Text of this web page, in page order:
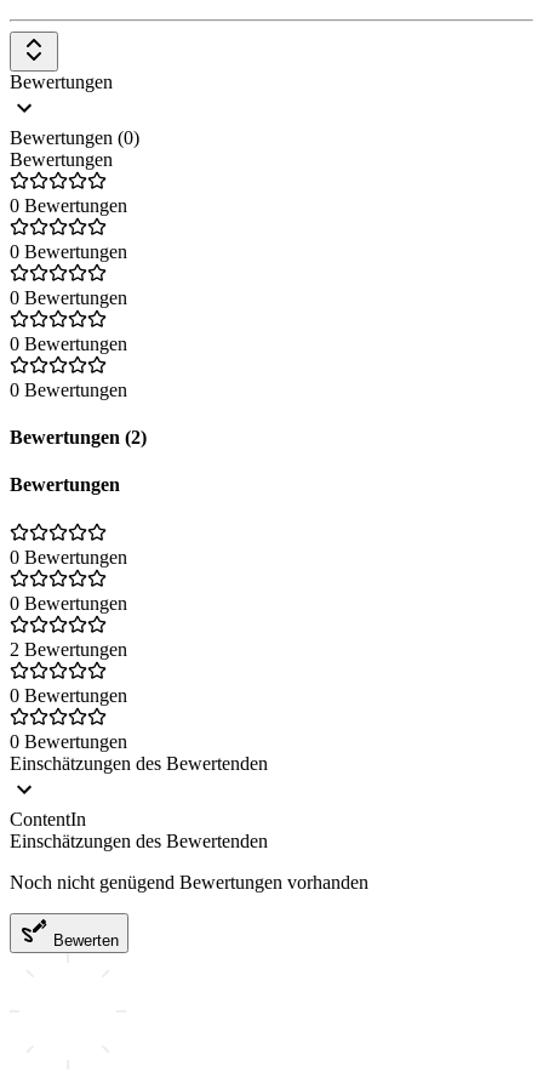
Bewertungen
Bewertungen (0)
Bewertungen
0 Bewertungen
0 Bewertungen
0 Bewertungen
0 Bewertungen
0 Bewertungen
Bewertungen (2)
Bewertungen
0 Bewertungen
0 Bewertungen
2 Bewertungen
0 Bewertungen
0 Bewertungen
Einschätzungen des Bewertenden
ContentIn
Einschätzungen des Bewertenden
Noch nicht genügend Bewertungen vorhanden
Bewerten